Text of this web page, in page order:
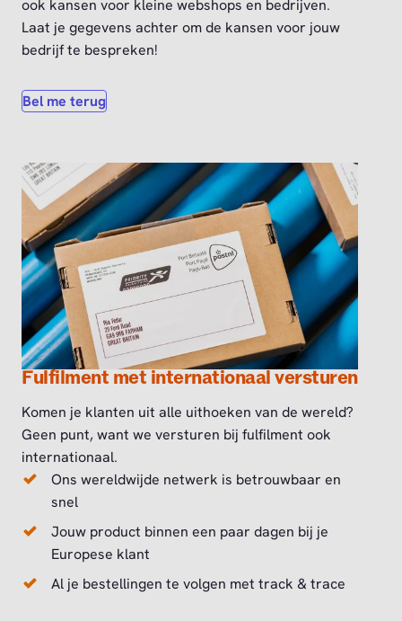
ook kansen voor kleine webshops en bedrijven.
Laat je gegevens achter om de kansen voor jouw
bedrijf te bespreken!
Bel me terug
Fulfilment met internationaal versturen
Komen je klanten uit alle uithoeken van de wereld?
Geen punt, want we versturen bij fulfilment ook
internationaal.
Ons wereldwijde netwerk is betrouwbaar en
snel
Jouw product binnen een paar dagen bij je
Europese klant
Al je bestellingen te volgen met track & trace